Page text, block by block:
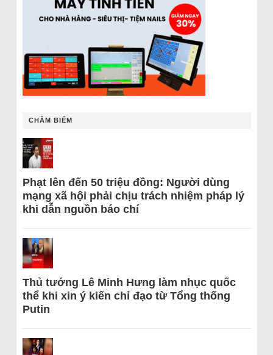
CHÂM BIẾM
Phạt lên đến 50 triệu đồng: Người dùng
mạng xã hội phải chịu trách nhiệm pháp lý
khi dẫn nguồn báo chí
Thủ tướng Lê Minh Hưng làm nhục quốc
thể khi xin ý kiến chỉ đạo từ Tổng thống
Putin